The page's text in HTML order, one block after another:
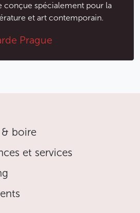
conçue spécialement pour la
et art contemporain.
Prague
boire
et services